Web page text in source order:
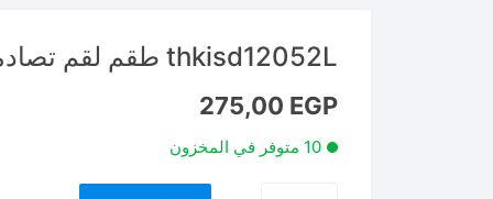
thkisd12052L طقم لقم تصادمي مع تحويله
275,00 EGP
10 متوفر في المخزون